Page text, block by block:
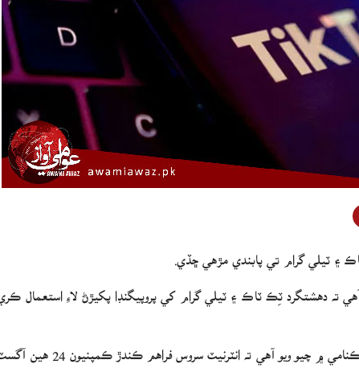
۽ ٽيلي گرام تي پابندي مڙهي ڇڏي.
ته دهشتگرد ٽِڪ ٽاڪ ۽ ٽيلي گرام کي پروپيگنڊا پکيڙڻ لاءِ استعمال ڪري
صوماليا جي ڪميونڪيشن وزارت طرفان جاري ڪيل حڪنامي ۾ چيو ويو آهي ته انٽرنيٽ سروس فراهم ڪندڙ ڪمپنيون 24 هين آگسٽ